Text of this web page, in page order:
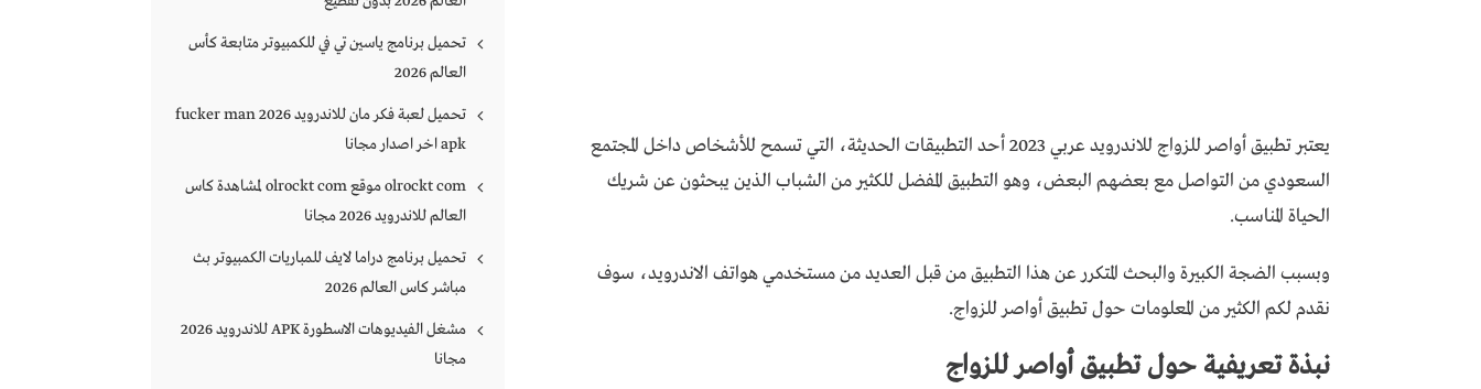
يعتبر تطبيق أواصر للزواج للاندرويد عربي 2023 أحد التطبيقات الحديثة، التي تسمح للأشخاص داخل المجتمع
السعودي من التواصل مع بعضهم البعض، وهو التطبيق المفضل للكثير من الشباب الذين يبحثون عن شريك
الحياة المناسب.
وبسبب الضجة الكبيرة والبحث المتكرر عن هذا التطبيق من قبل العديد من مستخدمي هواتف الاندرويد، سوف
نقدم لكم الكثير من المعلومات حول تطبيق أواصر للزواج.
نبذة تعريفية حول تطبيق أواصر للزواج
تحميل برنامج ياسين تي في للكمبيوتر متابعة كأس
العالم 2026
تحميل لعبة فكر مان للاندرويد 2026 fucker man
apk اخر اصدار مجانا
olrockt com موقع olrockt com لمشاهدة كاس
العالم للاندرويد 2026 مجانا
تحميل برنامج دراما لايف للمباريات الكمبيوتر بث
مباشر كاس العالم 2026
مشغل الفيديوهات الاسطورة APK للاندرويد 2026
مجانا